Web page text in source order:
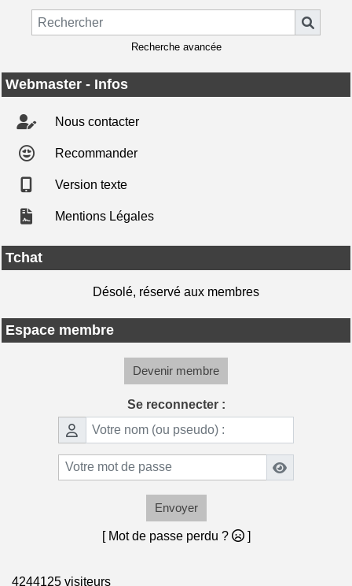
Recherche avancée
Webmaster - Infos
Nous contacter
Recommander
Version texte
Mentions Légales
Tchat
Désolé, réservé aux membres
Espace membre
Devenir membre
Se reconnecter :
Envoyer
[ Mot de passe perdu ? ]
4244125 visiteurs